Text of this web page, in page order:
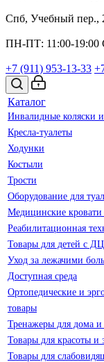
Спб, Учебный пер.,
ПН-ПТ: 11:00-19:00
+7 (911) 953-13-33
Каталог
Инвалидные коляски и
Кресла-туалеты
Ходунки
Костыли
Трости
Оборудование для
Медицинские кровати
Реабилитационная
Товары для детей с
Уход за лежачими
Доступная среда
Ортопедические и
товары
Тренажеры для дома
Товары для красоты и
Товары для